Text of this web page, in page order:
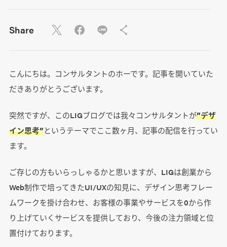
Share
こんにちは。コンサルタントのホーです。記事を開いていた
だきありがとうございます。
突然ですが、このLIGブログでは我々コンサルタントが”デザ
イン思考”というテーマでここ数ヶ月、記事の配信を行ってい
ます。
ご存じの方もいらっしゃるかと思いますが、LIGは創業から
Web制作で培ってきたUI/UXの知見に、デザイン思考フレー
ムワークを掛け合わせ、お客様の事業やサービスを0から作
り上げていくサービスを提供しており、今後の注力領域と位
置付けております。